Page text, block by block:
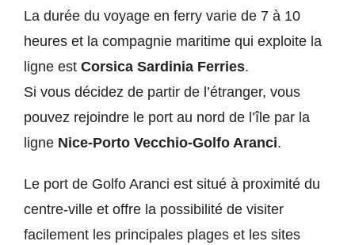
La durée du voyage en ferry varie de 7 à 10
heures et la compagnie maritime qui exploite la
ligne est Corsica Sardinia Ferries.
Si vous décidez de partir de l’étranger, vous
pouvez rejoindre le port au nord de l’île par la
ligne Nice-Porto Vecchio-Golfo Aranci.
Le port de Golfo Aranci est situé à proximité du
centre-ville et offre la possibilité de visiter
facilement les principales plages et les sites